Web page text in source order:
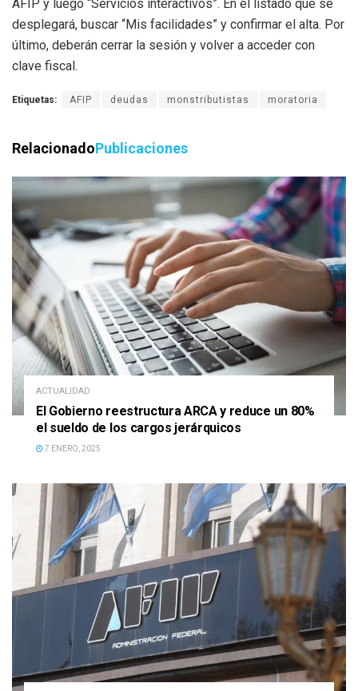
AFIP y luego “Servicios interactivos”. En el listado que se
desplegará, buscar “Mis facilidades” y confirmar el alta. Por
último, deberán cerrar la sesión y volver a acceder con
clave fiscal.
Etiquetas: AFIP deudas monstributistas moratoria
RelacionadoPublicaciones
ACTUALIDAD
El Gobierno reestructura ARCA y reduce un 80%
el sueldo de los cargos jerárquicos
7 ENERO, 2025